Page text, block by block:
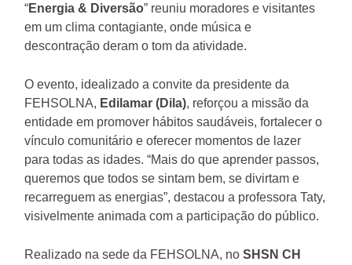
“Energia & Diversão” reuniu moradores e visitantes
em um clima contagiante, onde música e
descontração deram o tom da atividade.
O evento, idealizado a convite da presidente da
FEHSOLNA, Edilamar (Dila), reforçou a missão da
entidade em promover hábitos saudáveis, fortalecer o
vínculo comunitário e oferecer momentos de lazer
para todas as idades. “Mais do que aprender passos,
queremos que todos se sintam bem, se divirtam e
recarreguem as energias”, destacou a professora Taty,
visivelmente animada com a participação do público.
Realizado na sede da FEHSOLNA, no SHSN CH